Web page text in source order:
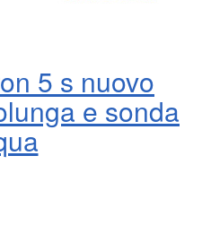
5 s nuovo
e sonda